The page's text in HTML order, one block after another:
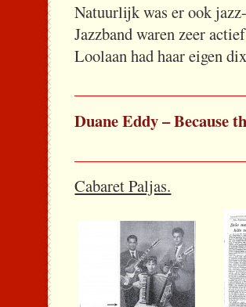
Natuurlijk was er ook
Jazzband waren zeer
Loolaan had haar eigen
Duane Eddy – Because
Cabaret Paljas.